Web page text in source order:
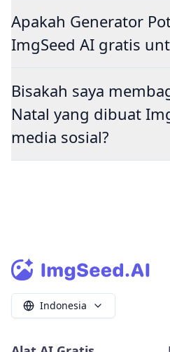
Apakah Generator
ImgSeed AI gratis
Bisakah saya
Natal yang dibuat
media sosial?
Indonesia